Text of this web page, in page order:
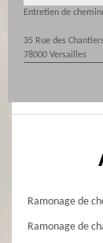
Entretien de
35 Rue des Chantiers
78000 Versailles
Ramonage de
Ramonage de